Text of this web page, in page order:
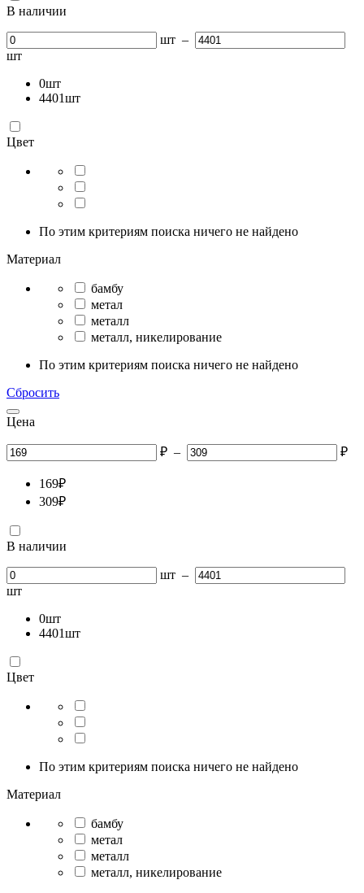
В наличии
шт –
шт
0шт
4401шт
Цвет
По этим критериям поиска ничего не найдено
Материал
бамбу
метал
металл
металл, никелирование
По этим критериям поиска ничего не найдено
Сбросить
Цена
₽ – ₽
169₽
309₽
В наличии
шт –
шт
0шт
4401шт
Цвет
По этим критериям поиска ничего не найдено
Материал
бамбу
метал
металл
металл, никелирование